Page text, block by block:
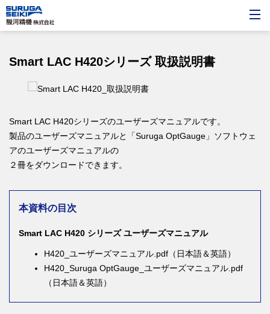
Smart LAC H420シリーズ 取扱説明書
Smart LAC H420シリーズのユーザーズマニュアルです。
製品のユーザーズマニュアルと「Suruga OptGauge」ソフトウェ
アのユーザーズマニュアルの
２冊をダウンロードできます。
本資料の目次
Smart LAC H420 シリーズ ユーザーズマニュアル
H420_ユーザーズマニュアル.pdf（日本語＆英語）
H420_Suruga OptGauge_ユーザーズマニュアル.pdf
（日本語＆英語）